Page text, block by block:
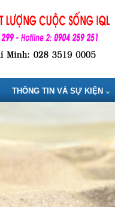
THÔNG TIN VÀ SỰ KIỆN